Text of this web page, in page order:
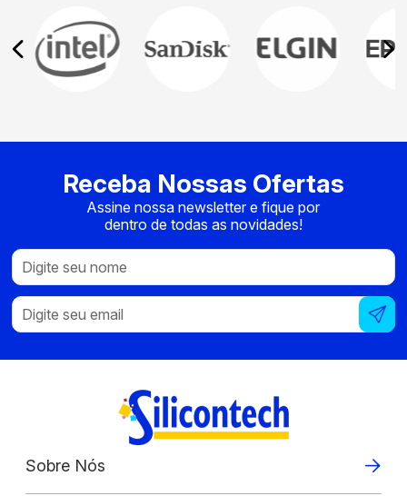
Receba Nossas Ofertas
Assine nossa newsletter e fique por
dentro de todas as novidades!
Sobre Nós